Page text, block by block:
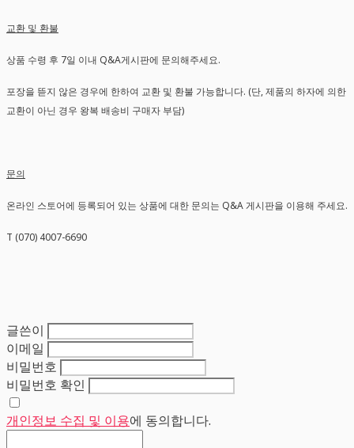
교환 및 환불
상품 수령 후 7일 이내 Q&A게시판에 문의해주세요.
포장을 뜯지 않은 경우에 한하여 교환 및 환불 가능합니다. (단, 제품의 하자에 의한
교환이 아닌 경우 왕복 배송비 구매자 부담)
문의
온라인 스토어에 등록되어 있는 상품에 대한 문의는 Q&A 게시판을 이용해 주세요.
T (070) 4007-6690
글쓴이
이메일
비밀번호
비밀번호 확인
개인정보 수집 및 이용에 동의합니다.